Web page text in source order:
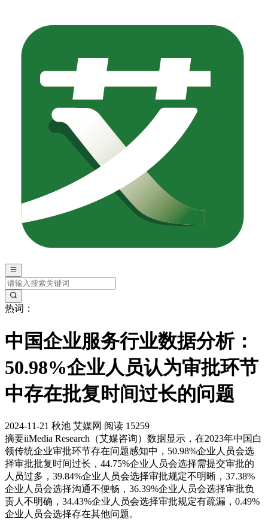
热词：
中国企业服务行业数据分析：
50.98%企业人员认为审批环节
中存在批复时间过长的问题
2024-11-21 秋池 艾媒网 阅读 15259
摘要iiMedia Research（艾媒咨询）数据显示，在2023年中国白
领传统企业审批环节存在问题感知中，50.98%企业人员会选
择审批批复时间过长，44.75%企业人员会选择需提交审批的
人员过多，39.84%企业人员会选择审批规定不明晰，37.38%
企业人员会选择沟通不便畅，36.39%企业人员会选择审批负
责人不明确，34.43%企业人员会选择审批规定有疏漏，0.49%
企业人员会选择存在其他问题。